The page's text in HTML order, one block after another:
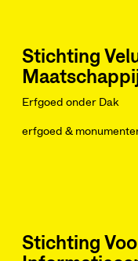
Stichting
Erfgoed onder Dak
erfgoed &
Stichting